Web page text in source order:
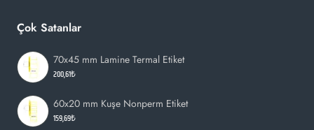
Çok Satanlar
70x45 mm Lamine Termal Etiket
200,61₺
60x20 mm Kuşe Nonperm Etiket
159,69₺